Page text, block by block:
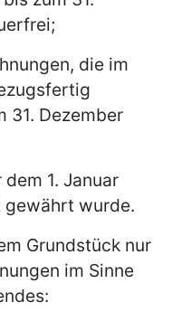
die im
31. Dezember
1. Januar
gewährt wurde.
Grundstück nur
im Sinne